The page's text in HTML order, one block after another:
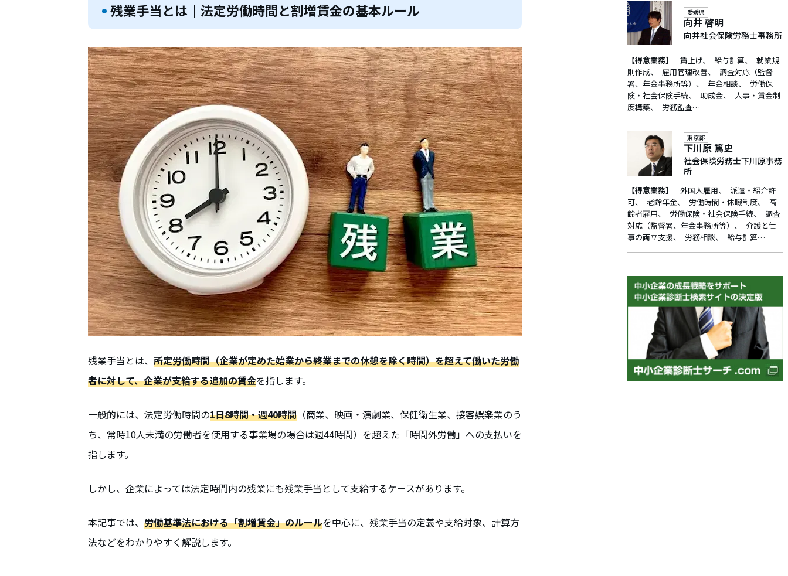
残業手当とは｜法定労働時間と割増賃金の基本ルール
残業手当とは、 所定労働時間（企業が定めた始業から終業までの休憩を除く時間）を超えて働いた労働
者に対して、企業が支給する追加の賃金を指します。
一般的には、法定労働時間の1日8時間・週40時間 （商業、映画・演劇業、保健衛生業、接客娯楽業のう
ち、常時10人未満の労働者を使用する事業場の場合は週44時間）を超えた「時間外労働」への支払いを
指します。
しかし、企業によっては法定時間内の残業にも残業手当として支給するケースがあります。
本記事では、 労働基準法における「割増賃金」のルールを中心に、残業手当の定義や支給対象、計算方
法などをわかりやすく解説します。
向井 啓明
愛媛県
向井社会保険労務士事務所
【得意業務】 賃上げ 給与計算
就業規
則作成
雇用管理改善
調査対応（監督
署、年金事務所等）
年金相談
労働保
険・社会保険手続
助成金
人事・賃金制
度構築
労務監査…
下川原 篤史
東京都
社会保険労務士下川原事務
所
【得意業務】 外国人雇用
派遣・紹介許
可
老齢年金 労働時間・休暇制度
高
齢者雇用
労働保険・社会保険手続
調査
対応（監督署、年金事務所等）
介護と仕
事の両立支援
労務相談 給与計算…